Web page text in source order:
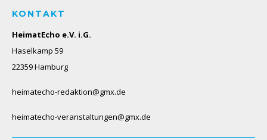
KONTAKT
HeimatEcho e.V. i.G.
Haselkamp 59
22359 Hamburg
heimatecho-redaktion@gmx.de
heimatecho-veranstaltungen@gmx.de